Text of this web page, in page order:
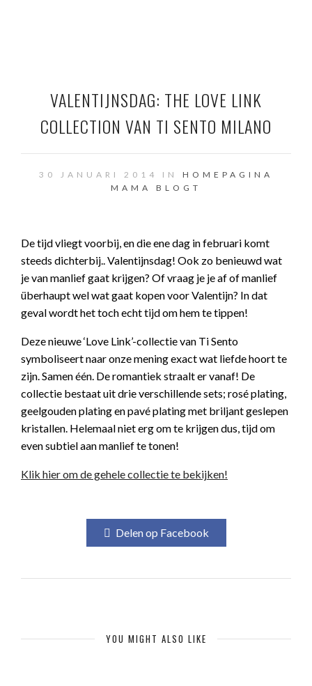
VALENTIJNSDAG: THE LOVE LINK
COLLECTION VAN TI SENTO MILANO
30 JANUARI 2014 IN HOMEPAGINA
MAMA BLOGT
De tijd vliegt voorbij, en die ene dag in februari komt
steeds dichterbij.. Valentijnsdag! Ook zo benieuwd wat
je van manlief gaat krijgen? Of vraag je je af of manlief
überhaupt wel wat gaat kopen voor Valentijn? In dat
geval wordt het toch echt tijd om hem te tippen!
Deze nieuwe ‘Love Link’-collectie van Ti Sento
symboliseert naar onze mening exact wat liefde hoort te
zijn. Samen één. De romantiek straalt er vanaf! De
collectie bestaat uit drie verschillende sets; rosé plating,
geelgouden plating en pavé plating met briljant geslepen
kristallen. Helemaal niet erg om te krijgen dus, tijd om
even subtiel aan manlief te tonen!
Klik hier om de gehele collectie te bekijken!
Delen op Facebook
YOU MIGHT ALSO LIKE